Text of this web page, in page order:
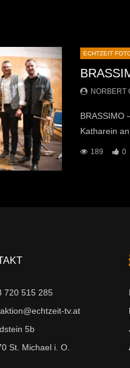
ECHTZEIT
NORBERT
BRASSIMO
Katharein
189 0
720 515 285
tv.at
5b
St. Michael i. O.